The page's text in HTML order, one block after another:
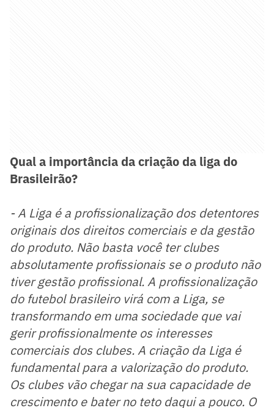
Qual a importância da criação da liga do
Brasileirão?
- A Liga é a profissionalização dos detentores
originais dos direitos comerciais e da gestão
do produto. Não basta você ter clubes
absolutamente profissionais se o produto não
tiver gestão profissional. A profissionalização
do futebol brasileiro virá com a Liga, se
transformando em uma sociedade que vai
gerir profissionalmente os interesses
comerciais dos clubes. A criação da Liga é
fundamental para a valorização do produto.
Os clubes vão chegar na sua capacidade de
crescimento e bater no teto daqui a pouco. O